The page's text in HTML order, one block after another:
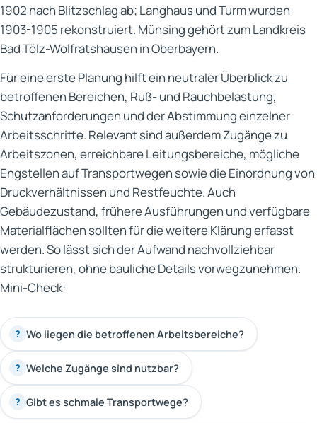
1902 nach Blitzschlag ab; Langhaus und Turm wurden
1903-1905 rekonstruiert. Münsing gehört zum Landkreis
Bad Tölz-Wolfratshausen in Oberbayern.
Für eine erste Planung hilft ein neutraler Überblick zu
betroffenen Bereichen, Ruß- und Rauchbelastung,
Schutzanforderungen und der Abstimmung einzelner
Arbeitsschritte. Relevant sind außerdem Zugänge zu
Arbeitszonen, erreichbare Leitungsbereiche, mögliche
Engstellen auf Transportwegen sowie die Einordnung von
Druckverhältnissen und Restfeuchte. Auch
Gebäudezustand, frühere Ausführungen und verfügbare
Materialflächen sollten für die weitere Klärung erfasst
werden. So lässt sich der Aufwand nachvollziehbar
strukturieren, ohne bauliche Details vorwegzunehmen.
Mini-Check:
? Wo liegen die betroffenen Arbeitsbereiche?
? Welche Zugänge sind nutzbar?
? Gibt es schmale Transportwege?